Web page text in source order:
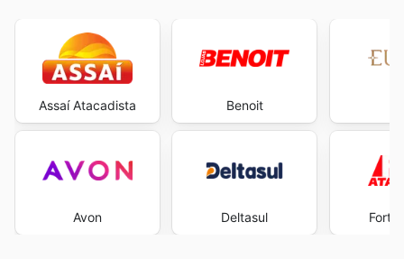
Assaí Atacadista
Avon
Benoit
Deltasul Fort